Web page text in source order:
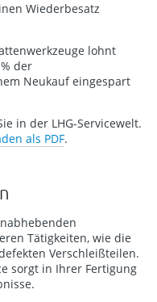
Wiederbesatz
lohnt
der
Neukauf eingespart
in der LHG-Servicewelt.
als PDF.
Tätigkeiten, wie die
Verschleißteilen.
sorgt in Ihrer Fertigung